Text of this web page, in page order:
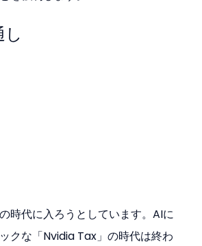
時代に入ろうとしています。AIに
クな「Nvidia Tax」の時代は終わ